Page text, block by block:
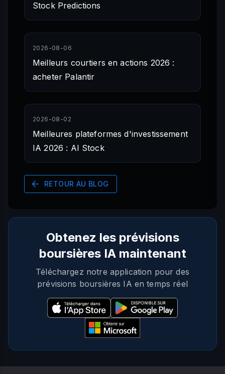
Stock Predictions
2026-08-06
Meilleurs courtiers en actions 2026 :
acheter Palantir
2026-08-02
Meilleures plateformes d'investissement
IA 2026 : AI Stock
RETOUR AU BLOG
Obtenez les prévisions
boursières IA maintenant
Téléchargez notre application pour des
prévisions boursières IA en temps réel